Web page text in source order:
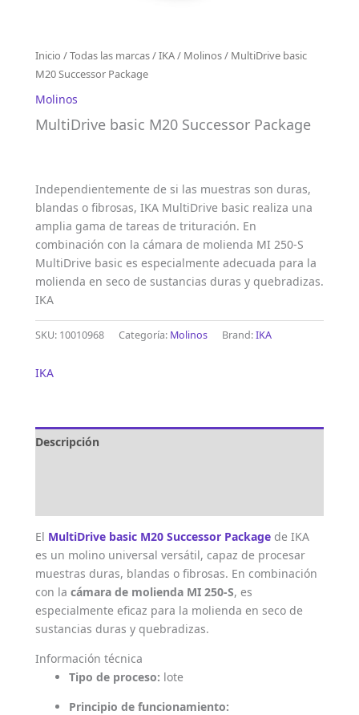
Inicio /Todas las marcas/IKA/ Molinos/ MultiDrive basic
M20 Successor Package
Molinos
MultiDrive basic M20 Successor Package
Independientemente de si las muestras son duras,
blandas o fibrosas, IKA MultiDrive basic realiza una
amplia gama de tareas de trituración. En
combinación con la cámara de molienda MI 250-S
MultiDrive basic es especialmente adecuada para la
molienda en seco de sustancias duras y quebradizas.
IKA
SKU: 10010968 Categoría: Molinos Brand:IKA
IKA
Descripción
El MultiDrive basic M20 Successor Package de IKA
es un molino universal versátil, capaz de procesar
muestras duras, blandas o fibrosas. En combinación
con la cámara de molienda MI 250-S, es
especialmente eficaz para la molienda en seco de
sustancias duras y quebradizas.
Información técnica
Tipo de proceso: lote
Principio de funcionamiento: